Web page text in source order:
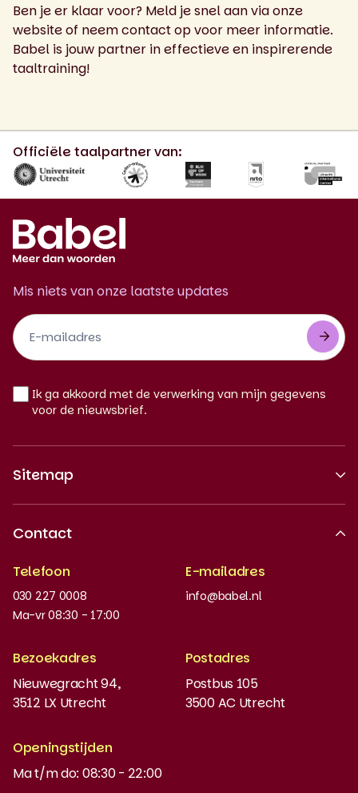
Ben je er klaar voor? Meld je snel aan via onze
website of neem contact op voor meer informatie.
Babel is jouw partner in effectieve en inspirerende
taaltraining!
Officiële taalpartner van:
Mis niets van onze laatste updates
Footer
Newsletter
NL
Ik ga akkoord met de verwerking van mijn gegevens
voor de nieuwsbrief.
Sitemap
Nieuws en updates
Instaptoets
MyBabel
NT2
DUO-lening
Contact
Telefoon
030 227 0008
Ma-vr 08:30 - 17:00
E-mailadres
info@babel.nl
Bezoekadres
Nieuwegracht 94,
3512 LX Utrecht
Postadres
Postbus 105
3500 AC Utrecht
Openingstijden
Ma t/m do: 08:30 - 22:00